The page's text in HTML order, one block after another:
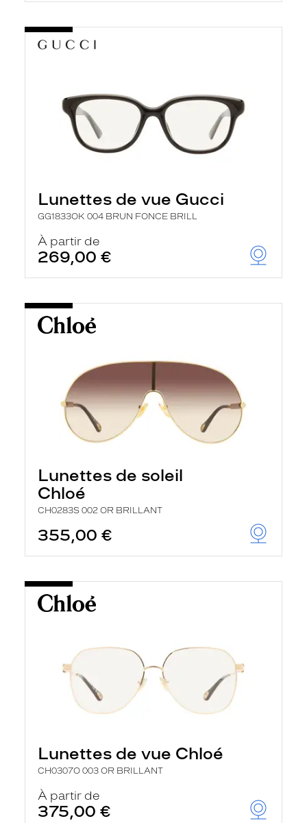
Lunettes de vue Gucci
GG1833OK 004 BRUN FONCE BRILL
À partir de
269,00 €
Lunettes de soleil
Chloé
CH0283S 002 OR BRILLANT
355,00 €
Lunettes de vue Chloé
CH0307O 003 OR BRILLANT
À partir de
375,00 €